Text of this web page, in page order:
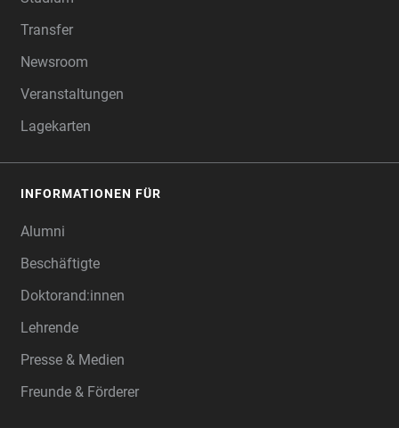
Transfer
Newsroom
Veranstaltungen
Lagekarten
INFORMATIONEN FÜR
Alumni
Beschäftigte
Doktorand:innen
Lehrende
Presse & Medien
Freunde & Förderer